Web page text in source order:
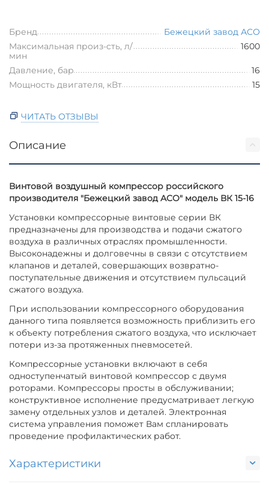
Бренд
Бежецкий завод АСО
Максимальная произ-сть, л/
мин
1600
Давление, бар
16
Мощность двигателя, кВт
15
ЧИТАТЬ ОТЗЫВЫ
Описание
Винтовой воздушный компрессор российского
производителя "Бежецкий завод АСО" модель ВК 15-16
Установки компрессорные винтовые серии ВК
предназначены для производства и подачи сжатого
воздуха в различных отраслях промышленности.
Высоконадежны и долговечны в связи с отсутствием
клапанов и деталей, совершающих возвратно-
поступательные движения и отсутствием пульсаций
сжатого воздуха.
При использовании компрессорного оборудования
данного типа появляется возможность приблизить его
к объекту потребления сжатого воздуха, что исключает
потери из-за протяженных пневмосетей.
Компрессорные установки включают в себя
одноступенчатый винтовой компрессор с двумя
роторами. Компрессоры просты в обслуживании;
конструктивное исполнение предусматривает легкую
замену отдельных узлов и деталей. Электронная
система управления поможет Вам спланировать
проведение профилактических работ.
Характеристики